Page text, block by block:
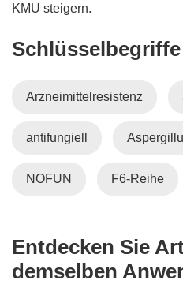
KMU steigern.
Schlüsselbegriffe
Arzneimittelresistenz
antifungiell
NOFUN F6-Reihe
Entdecken Sie
demselben